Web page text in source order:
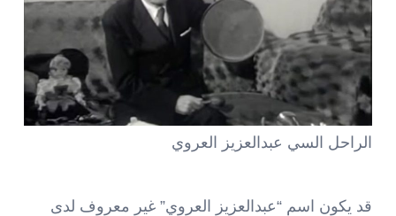
الراحل السي عبدالعزيز العروي
قد يكون اسم “عبدالعزيز العروي” غير معروف لدى